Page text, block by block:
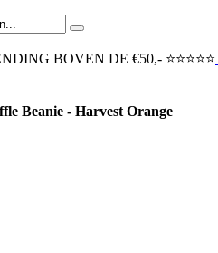
BOVEN ​DE €50,-​ ⭐⭐⭐⭐⭐
Beanie - Harvest Orange